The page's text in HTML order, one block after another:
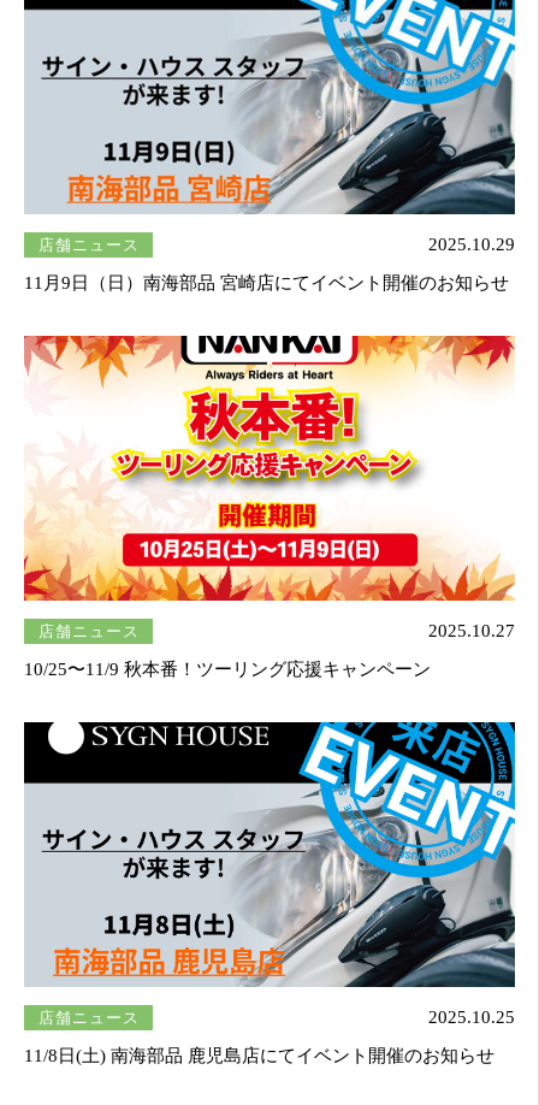
店舗ニュース
2025.10.29
11月9日（日）南海部品 宮崎店にてイベント開催のお知らせ
店舗ニュース
2025.10.27
10/25〜11/9 秋本番！ツーリング応援キャンペーン
店舗ニュース
2025.10.25
11/8日(土) 南海部品 鹿児島店にてイベント開催のお知らせ